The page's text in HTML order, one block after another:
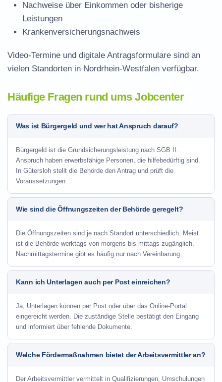
Nachweise über Einkommen oder bisherige
Leistungen
Krankenversicherungsnachweis
Video-Termine und digitale Antragsformulare sind an
vielen Standorten in Nordrhein-Westfalen verfügbar.
Häufige Fragen rund ums Jobcenter
Was ist Bürgergeld und wer hat Anspruch darauf?
Bürgergeld ist die Grundsicherungsleistung nach SGB II.
Anspruch haben erwerbsfähige Personen, die hilfebedürftig sind.
In Gütersloh stellt die Behörde den Antrag und prüft die
Voraussetzungen.
Wie sind die Öffnungszeiten der Behörde geregelt?
Die Öffnungszeiten sind je nach Standort unterschiedlich. Meist
ist die Behörde werktags von morgens bis mittags zugänglich.
Nachmittagstermine gibt es häufig nur nach Vereinbarung.
Kann ich Unterlagen auch per Post einreichen?
Ja, Unterlagen können per Post oder über das Online-Portal
eingereicht werden. Die zuständige Stelle bestätigt den Eingang
und informiert über fehlende Dokumente.
Welche Fördermaßnahmen bietet der Arbeitsvermittler an?
Der Arbeitsvermittler vermittelt in Qualifizierungen, Umschulungen